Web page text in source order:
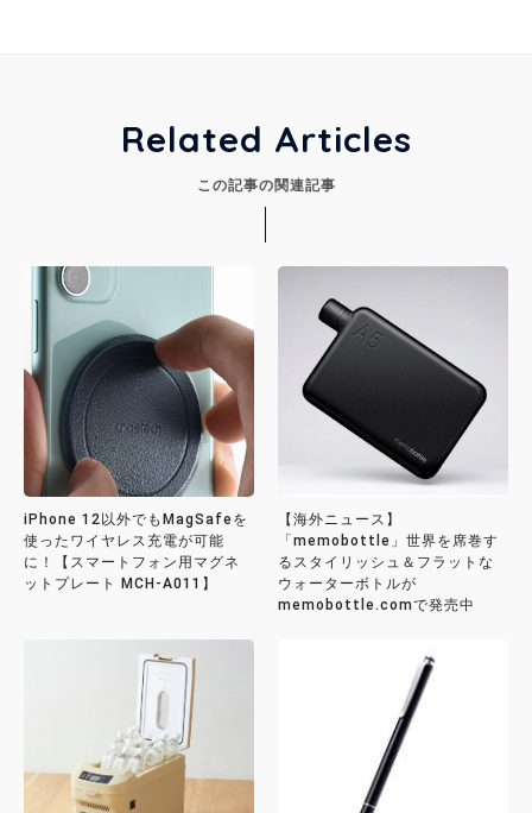
Related Articles
この記事の関連記事
iPhone 12以外でもMagSafeを
使ったワイヤレス充電が可能
に！【スマートフォン用マグネ
ットプレート MCH-A011】
【海外ニュース】
「memobottle」世界を席巻す
るスタイリッシュ＆フラットな
ウォーターボトルが
memobottle.comで発売中